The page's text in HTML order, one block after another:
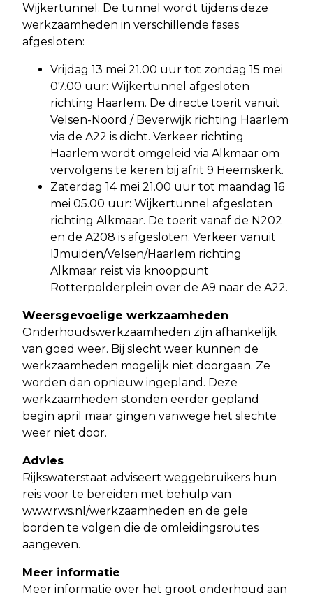
Wijkertunnel. De tunnel wordt tijdens deze
werkzaamheden in verschillende fases
afgesloten:
Vrijdag 13 mei 21.00 uur tot zondag 15 mei
07.00 uur: Wijkertunnel afgesloten
richting Haarlem. De directe toerit vanuit
Velsen-Noord / Beverwijk richting Haarlem
via de A22 is dicht. Verkeer richting
Haarlem wordt omgeleid via Alkmaar om
vervolgens te keren bij afrit 9 Heemskerk.
Zaterdag 14 mei 21.00 uur tot maandag 16
mei 05.00 uur: Wijkertunnel afgesloten
richting Alkmaar. De toerit vanaf de N202
en de A208 is afgesloten. Verkeer vanuit
IJmuiden/Velsen/Haarlem richting
Alkmaar reist via knooppunt
Rotterpolderplein over de A9 naar de A22.
Weersgevoelige werkzaamheden
Onderhoudswerkzaamheden zijn afhankelijk
van goed weer. Bij slecht weer kunnen de
werkzaamheden mogelijk niet doorgaan. Ze
worden dan opnieuw ingepland. Deze
werkzaamheden stonden eerder gepland
begin april maar gingen vanwege het slechte
weer niet door.
Advies
Rijkswaterstaat adviseert weggebruikers hun
reis voor te bereiden met behulp van
www.rws.nl/werkzaamheden en de gele
borden te volgen die de omleidingsroutes
aangeven.
Meer informatie
Meer informatie over het groot onderhoud aan